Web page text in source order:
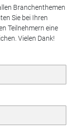
Branchenthemen
Sie bei Ihren
Teilnehmern eine
Vielen Dank!